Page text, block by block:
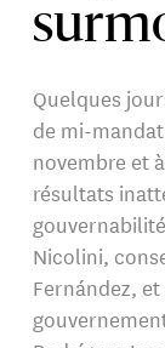
Quelques
de mi-
novembre et
résultats
Nicolini,
Fernández,